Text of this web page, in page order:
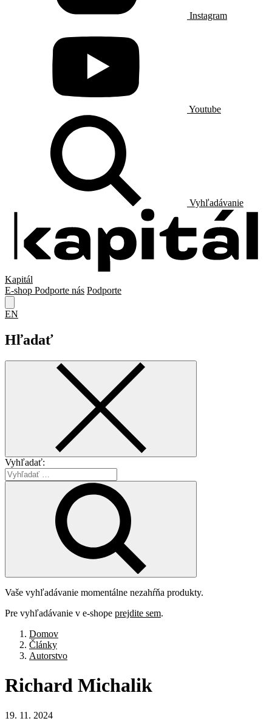
Instagram
Youtube
Vyhľadávanie
Kapitál
E-shop Podporte nás Podporte
EN
Hľadať
Vyhľadať:
Vaše vyhľadávanie momentálne nezahŕňa produkty.
Pre vyhľadávanie v e-shope prejdite sem.
Domov
Články
Autorstvo
Richard Michalik
19. 11. 2024